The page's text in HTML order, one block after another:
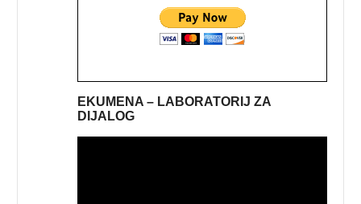
EKUMENA – LABORATORIJ ZA
DIJALOG